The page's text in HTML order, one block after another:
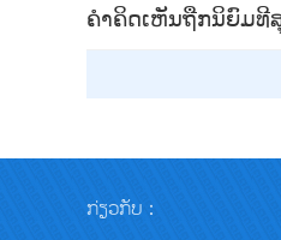
ຄຳຄິດເຫັນຖືກນິຍົມທີ
ກ່ຽວກັບ：